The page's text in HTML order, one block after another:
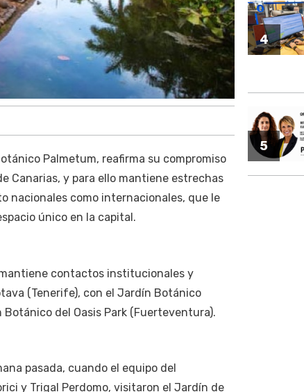
Palmetum, reafirma su compromiso
Canarias, y para ello mantiene estrechas
nacionales como internacionales, que le
único en la capital.
contactos institucionales y
(Tenerife), con el Jardín Botánico
del Oasis Park (Fuerteventura).
pasada, cuando el equipo del
y Trigal Perdomo, visitaron el Jardín de
4
5